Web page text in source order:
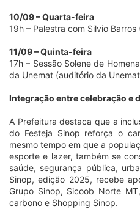
10/09 – Quarta-feira
19h – Palestra com Silvio
11/09 – Quinta-feira
17h – Sessão Solene de
da Unemat (auditório da
Integração entre celebração e
A Prefeitura destaca que a
do Festeja Sinop reforça o
mesmo tempo em que a
esporte e lazer, também se
saúde, segurança pública,
Sinop, edição 2025, recebe
Grupo Sinop, Sicoob Norte
carbono e Shopping Sinop.